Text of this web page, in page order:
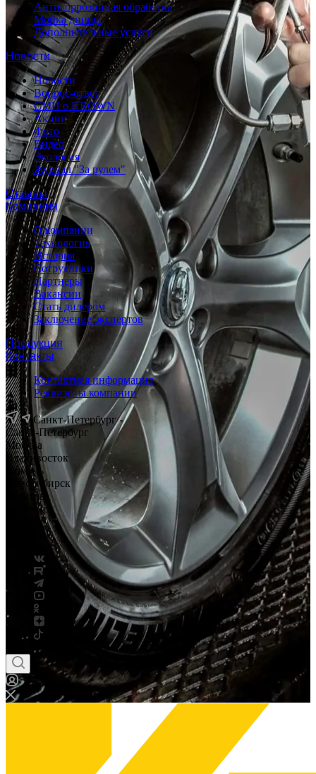
Антикоррозийная обработка
Мойка днища
Дополнительные услуги
Новости
Новости
Вопрос-ответ
СМИ о KROWN
Акции
Фото
Видео
Экология
Журнал "За рулем"
Отзывы
Компания
О компании
Технология
История
Сотрудники
Партнеры
Вакансии
Стать дилером
Заключение экспертов
Продукция
Контакты
Контактная информация
Реквизиты компании
Санкт-Петербург
Санкт-Петербург
Москва
Владивосток
Тюмень
Новосибирск
Саратов
Смоленск
Беларусь